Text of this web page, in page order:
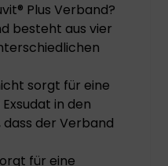
Plus Verband?
besteht aus vier
sorgt für eine
in den
der Verband
für eine